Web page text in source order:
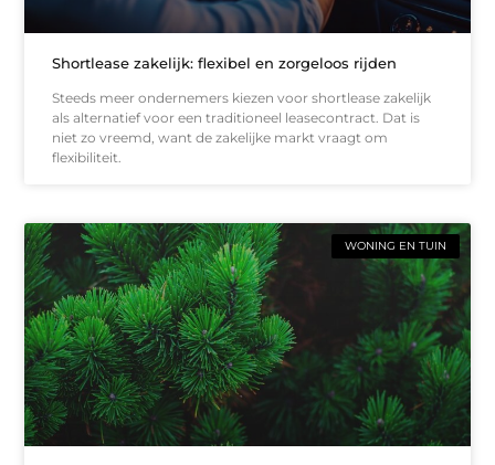
Shortlease zakelijk: flexibel en zorgeloos rijden
Steeds meer ondernemers kiezen voor shortlease zakelijk
als alternatief voor een traditioneel leasecontract. Dat is
niet zo vreemd, want de zakelijke markt vraagt om
flexibiliteit.
WONING EN TUIN